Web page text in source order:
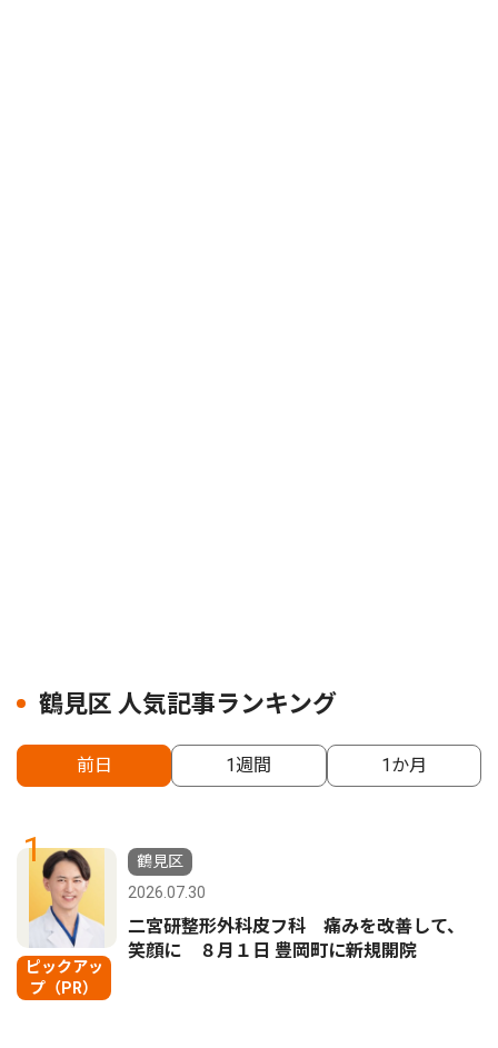
鶴見区 人気記事ランキング
前日 1週間 1か月
1
ピックアッ
プ（PR）
鶴見区
2026.07.30
二宮研整形外科皮フ科 痛みを改善して、
笑顔に ８月１日 豊岡町に新規開院